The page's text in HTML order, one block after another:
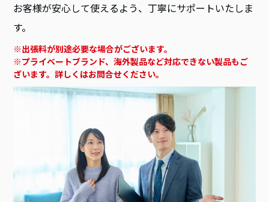
お客様が安心して使えるよう、丁寧にサポートいたしま
す。
※出張料が別途必要な場合がございます。
※プライベートブランド、海外製品など対応できない製品もご
ざいます。詳しくはお問合せください。